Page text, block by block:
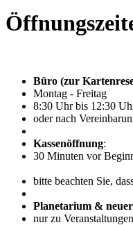
Büro (zur
Montag - Freitag
8:30 Uhr bis 12:30
oder nach
Kassenöffnung:
30 Minuten vor
bitte beachten Sie,
Planetarium &
nur zu